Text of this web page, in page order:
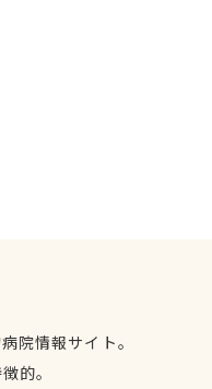
院情報サイト。
的。